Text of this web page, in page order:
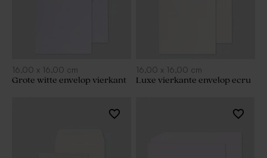
16,00 x 16,00 cm
Grote witte envelop vierkant
16,00 x 16,00 cm
Luxe vierkante envelop ecru